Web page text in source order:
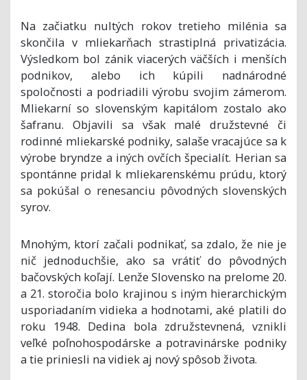
Na začiatku nultých rokov tretieho milénia sa
skončila v mliekarňach strastiplná privatizácia.
Výsledkom bol zánik viacerých väčších i menších
podnikov, alebo ich kúpili nadnárodné
spoločnosti a podriadili výrobu svojim zámerom.
Mliekarní so slovenským kapitálom zostalo ako
šafranu. Objavili sa však malé družstevné či
rodinné mliekarské podniky, salaše vracajúce sa k
výrobe bryndze a iných ovčích špecialít. Herian sa
spontánne pridal k mliekarenskému prúdu, ktorý
sa pokúšal o renesanciu pôvodných slovenských
syrov.
Mnohým, ktorí začali podnikať, sa zdalo, že nie je
nič jednoduchšie, ako sa vrátiť do pôvodných
bačovských koľají. Lenže Slovensko na prelome 20.
a 21. storočia bolo krajinou s iným hierarchickým
usporiadaním vidieka a hodnotami, aké platili do
roku 1948. Dedina bola združstevnená, vznikli
veľké poľnohospodárske a potravinárske podniky
a tie priniesli na vidiek aj nový spôsob života.